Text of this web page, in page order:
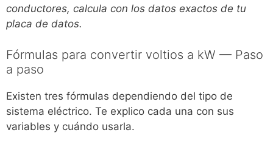
conductores, calcula con los datos exactos de tu
placa de datos.
Fórmulas para convertir voltios a kW — Paso
a paso
Existen tres fórmulas dependiendo del tipo de
sistema eléctrico. Te explico cada una con sus
variables y cuándo usarla.